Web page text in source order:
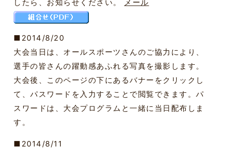
したら、お知らせください。 メール
■2014/8/20
大会当日は、オールスポーツさんのご協力により、
選手の皆さんの躍動感あふれる写真を撮影します。
大会後、このページの下にあるバナーをクリックし
て、パスワードを入力することで閲覧できます。パ
スワードは、大会プログラムと一緒に当日配布しま
す。
■2014/8/11